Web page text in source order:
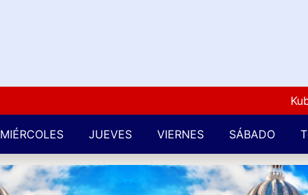
Kuba
MIÉRCOLES JUEVES VIERNES SÁBADO